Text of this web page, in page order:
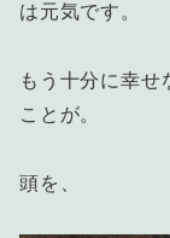
は元気です。
もう十分に幸せ
ことが。
頭を、